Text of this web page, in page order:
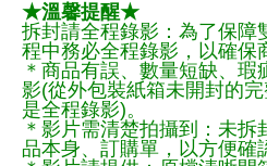
★溫馨提醒★
拆封請全程錄影：為了保障
程中務必全程錄影，以確保
＊商品有誤、數量短缺、
影(從外包裝紙箱未開封的
是全程錄影)。
＊影片需清楚拍攝到：未
品本身、訂購單，以方便確